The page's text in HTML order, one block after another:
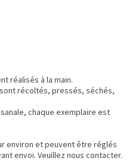
réalisés à la main.
récoltés, pressés, séchés,
chaque exemplaire est
environ et peuvent être réglés
envoi. Veuillez nous contacter.